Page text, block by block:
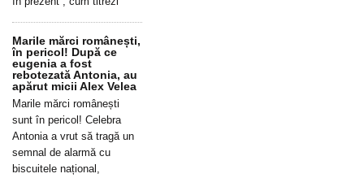
Marile mărci românești,
în pericol! După ce
eugenia a fost
rebotezată Antonia, au
apărut micii Alex Velea
Marile mărci românești
sunt în pericol! Celebra
Antonia a vrut să tragă un
semnal de alarmă cu
biscuitele național,